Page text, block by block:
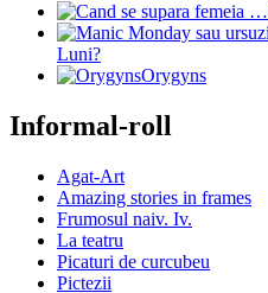
Luni?
Orygyns
Informal-roll
Agat-Art
Amazing stories in frames
Frumosul naiv. Iv.
La teatru
Picaturi de curcubeu
Pictezii